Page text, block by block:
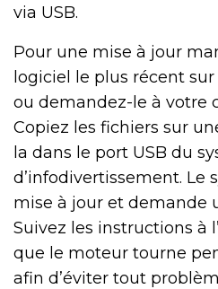
via USB.
Pour une mise à jour
logiciel le plus récent
ou demandez-le à votre
Copiez les fichiers sur
la dans le port USB du
d’infodivertissement. Le
mise à jour et demande
Suivez les instructions à
que le moteur tourne
afin d’éviter tout